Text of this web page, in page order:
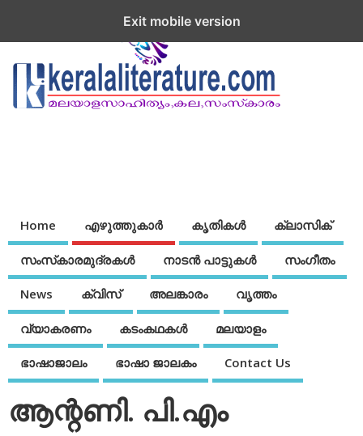
Home എഴുത്തുകാര്‍ കൃതികൾ ക്ലാസിക്
സംസ്‌കാരമുദ്രകള്‍ നാടന്‍ പാട്ടുകള്‍ സംഗീതം
News ക്വിസ് അലങ്കാരം വൃത്തം
വ്യാകരണം കടംകഥകള്‍ മലയാളം
ഭാഷാജാലം ഭാഷാ ജാലകം Contact Us
ആന്റണി. പി.എം
Exit mobile version